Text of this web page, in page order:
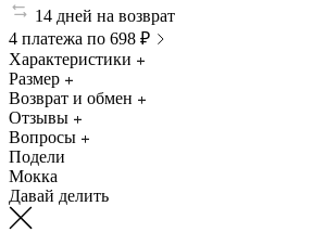
14 дней на возврат
4 платежа по 698 ₽
Характеристики
Размер
Возврат и обмен
Отзывы
Вопросы
Подели
Мокка
Давай делить